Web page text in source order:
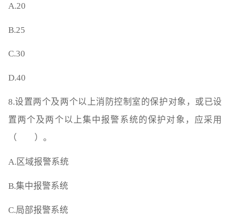
A.20
B.25
C.30
D.40
8.设置两个及两个以上消防控制室的保护对象，或已设
置两个及两个以上集中报警系统的保护对象，应采用
（ ）。
A.区域报警系统
B.集中报警系统
C.局部报警系统